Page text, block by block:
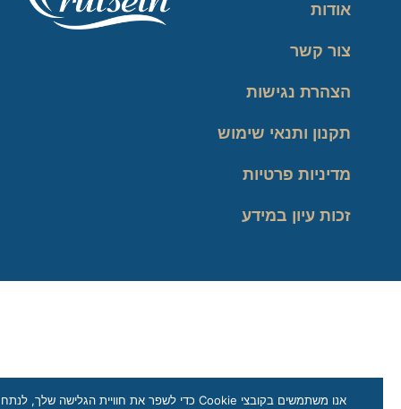
אודות
צור קשר
הצהרת נגישות
תקנון ותנאי שימוש
מדיניות פרטיות
זכות עיון במידע
אנו משתמשים בקובצי Cookie כדי לשפר את חוויית הגלישה שלך, לנתח